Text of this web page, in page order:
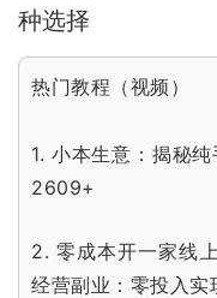
种选择
热门教程（视频）
1. 小本生意：揭秘
2609+
2.零成本开一家线
经营副业：零投入